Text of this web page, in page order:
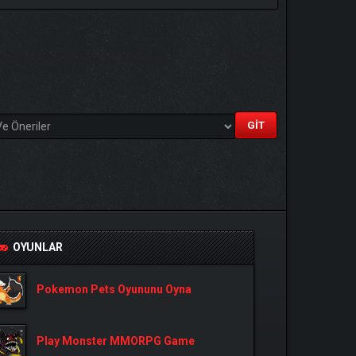
OYUNLAR
Pokemon Pets Oyununu Oyna
Play Monster MMORPG Game